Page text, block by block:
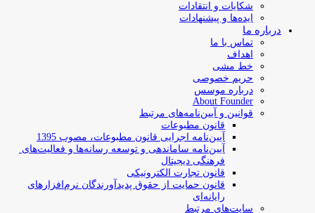
شکایات و انتقادات
ایده‌ها و پیشنهادات
درباره ما
تماس با ما
اهداف
خط مشی
حریم خصوصی
درباره موسس
About Founder
قوانین و آیین‌نامه‌های مرتبط
‌قانون مطبوعات
آیین‌نامه اجرایی قانون مطبوعات، مصوب 1395
آیین‌نامه سامان­دهی و توسعه رسانه­‌ها و فعالیت‌­های
فرهنگی دیجیتال
قانون تجارت الکترونیکی
قانون حمایت از حقوق پدیدآورندگان نرم‌افزارهای
رایانه‌ای
سایت‌های مرتبط